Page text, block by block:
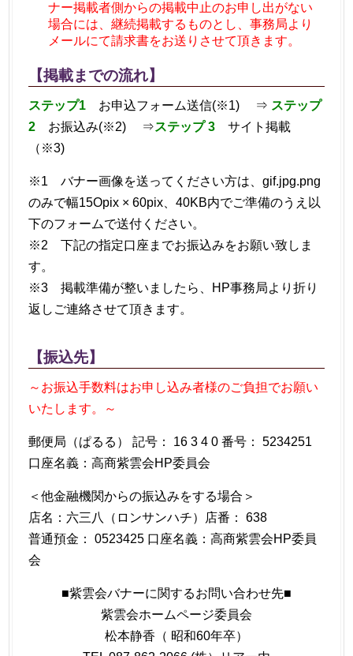
ナー掲載者側からの掲載中止のお申し出がない
場合には、継続掲載するものとし、事務局より
メールにて請求書をお送りさせて頂きます。
【掲載までの流れ】
ステップ1 お申込フォーム送信(※1) ⇒ ステップ
2 お振込み(※2) ⇒ステップ 3 サイト掲載
（※3)
※1 バナー画像を送ってください方は、gif.jpg.png
のみで幅15Opix × 60pix、40KB内でご準備のうえ以
下のフォームで送付ください。
※2 下記の指定口座までお振込みをお願い致しま
す。
※3 掲載準備が整いましたら、HP事務局より折り
返しご連絡させて頂きます。
【振込先】
～お振込手数料はお申し込み者様のご負担でお願い
いたします。～
郵便局（ぱるる） 記号： 16 3 4 0 番号： 5234251
口座名義：高商紫雲会HP委員会
＜他金融機関からの振込みをする場合＞
店名：六三八（ロンサンハチ）店番： 638
普通預金： 0523425 口座名義：高商紫雲会HP委員
会
■紫雲会バナーに関するお問い合わせ先■
紫雲会ホームページ委員会
松本静香（ 昭和60年卒）